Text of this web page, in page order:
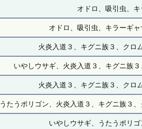
オドロ、吸引虫、
オドロ、吸引虫、キラーギ
火炎入道３、キグニ族３、クロ
いやしウサギ、火炎入道３、キグニ族
火炎入道３、キグニ族３、クロ
うたうポリゴン、火炎入道３、キグニ族３
いやしウサギ、うたうポリ